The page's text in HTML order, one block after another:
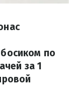
по
за 1